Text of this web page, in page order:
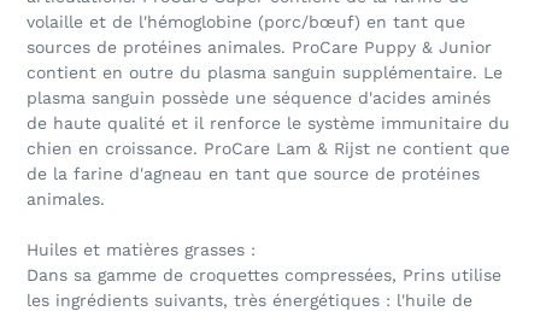
volaille et de l'hémoglobine (porc/bœuf) en tant que
sources de protéines animales. ProCare Puppy & Junior
contient en outre du plasma sanguin supplémentaire. Le
plasma sanguin possède une séquence d'acides aminés
de haute qualité et il renforce le système immunitaire du
chien en croissance. ProCare Lam & Rijst ne contient que
de la farine d'agneau en tant que source de protéines
animales.
Huiles et matières grasses :
Dans sa gamme de croquettes compressées, Prins utilise
les ingrédients suivants, très énergétiques : l'huile de